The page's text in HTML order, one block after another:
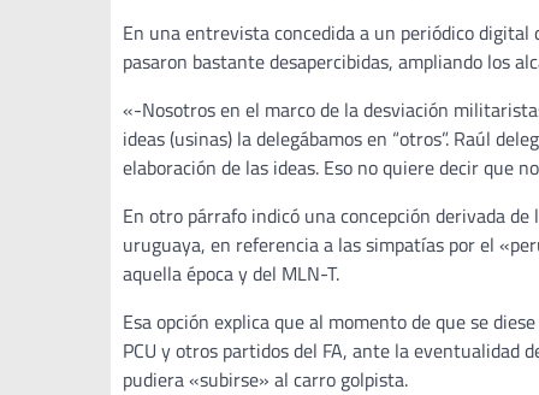
En una entrevista concedida a un periódico
pasaron bastante desapercibidas, ampliando los
«-Nosotros en el marco de la desviación
ideas (usinas) la delegábamos en “otros”. Raúl
elaboración de las ideas. Eso no quiere decir que
En otro párrafo indicó una concepción derivada
uruguaya, en referencia a las simpatías por el
aquella época y del MLN-T.
Esa opción explica que al momento de que se
PCU y otros partidos del FA, ante la eventualidad
pudiera «subirse» al carro golpista.